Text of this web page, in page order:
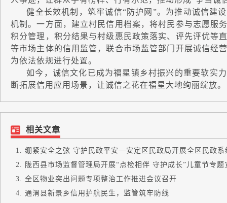
健全长效机制，筑牢诚信“防护网”。为推动诚信建
机制。一方面，建立村民信用档案，将村民参与志愿服
积分管理，积分结果与村级惠民政策落实、评先评优等
等市场主体的信用监管，联合市场监管部门开展诚信经
为依法依规进行处置。
如今，诚信文化已成为福星镇乡村振兴的重要软实
断拓展信用应用场景，让诚信之花在福星大地绚丽绽放。
相关文章
绷紧安全之弦 守护民政平安—安定区民政局开展全区民政
陇西县市场监督管理局开展“点检相伴 守护成长”儿童节专
全区物业突出问题专项整治工作推进会议召开
通渭县新景乡信用护航民生，监管筑牢防线